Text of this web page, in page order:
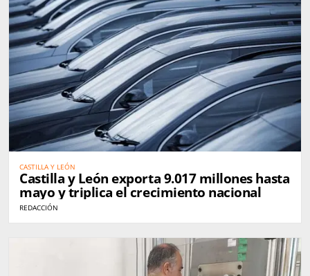
CASTILLA Y LEÓN
Castilla y León exporta 9.017 millones hasta
mayo y triplica el crecimiento nacional
REDACCIÓN